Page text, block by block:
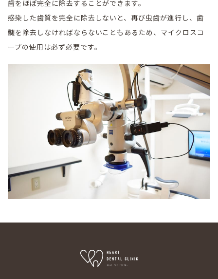
歯をほぼ完全に除去することができます。
感染した歯質を完全に除去しないと、再び虫歯が進行し、歯
髄を除去しなければならないこともあるため、マイクロスコ
ープの使用は必ず必要です。